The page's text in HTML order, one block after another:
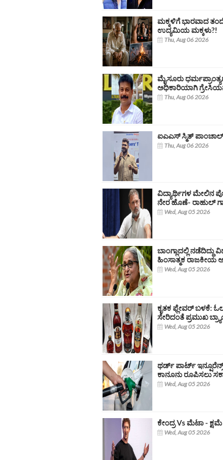
ಮಕ್ಕಳಿಗೆ ಭಾರವಾದ
ಉದ್ಯಮಿಯ ಮಕ್ಕಳು?!
Thu, Aug 06 2026
ಮೈಸೂರು
ಅಧಿಕಾರಿಯಾಗಿ
Thu, Aug 06 2026
ಐಎಎಸ್‌ ಸ್ಮಿತ್
Thu, Aug 06 2026
ವಿದ್ಯಾರ್ಥಿಗಳ ಮೇಲಿನ
ನೇರ ಹೊಣೆ- ರಾಹುಲ್
Wed, Aug 05 2026
ಬಾಂಗ್ಲಾದಲ್ಲಿ
ಹಿಂಸಾತ್ಮಕ ರಾಜಕೀಯ
Wed, Aug 05 2026
ಕೃತಕ ಫ್ಲೇವರ್ ಬಳಕೆ:
ಸೇರಿದಂತೆ ಪ್ರಮುಖ
Wed, Aug 05 2026
ಥರ್ಡ್ ಪಾರ್ಟ್
ಕಾನೂನು ರೂಪಿಸಲು
Wed, Aug 05 2026
ಕೇಂದ್ರ Vs ಮೆಟಾ -
Wed, Aug 05 2026